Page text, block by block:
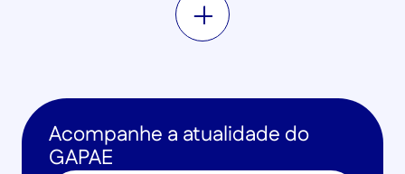
Acompanhe a atualidade do
GAPAE